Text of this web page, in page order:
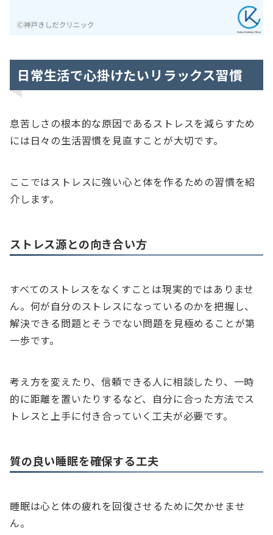
日常生活で心掛けたいリラックス習慣
息苦しさの根本的な原因であるストレスを減らすため
には日々の生活習慣を見直すことが大切です。
ここではストレスに強い心と体を作るための習慣を紹
介します。
ストレス源との向き合い方
すべてのストレスをなくすことは現実的ではありませ
ん。何が自分のストレスになっているのかを把握し、
解決できる問題とそうでない問題を見極めることが第
一歩です。
考え方を変えたり、信頼できる人に相談したり、一時
的に距離を置いたりするなど、自分に合った方法でス
トレスと上手に付き合っていく工夫が必要です。
質の良い睡眠を確保する工夫
睡眠は心と体の疲れを回復させるために欠かせませ
ん。